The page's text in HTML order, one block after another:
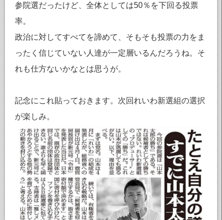
参院選だったけど、全体としては50％を下回る投票
率。
政治に対してすべてを諦めて、そもそも投票の力をま
ったく信じていない人達が一定層いるんだろうね。そ
れも仕方ないかなとは思うが。
記念にこれ貼っておきます。次回れいわ新選組の選択
が楽しみ。